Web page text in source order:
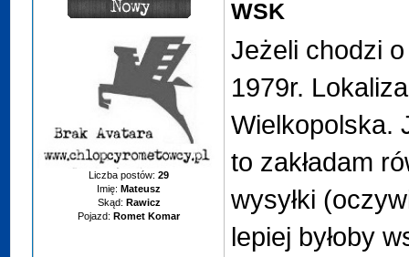
Liczba postów:29
Imię: Mateusz
Skąd: Rawicz
Pojazd: Romet Komar
WSK
Jeżeli chodzi
1979r.
Wielkopolska.
to zakładam
wysyłki
lepiej byłoby